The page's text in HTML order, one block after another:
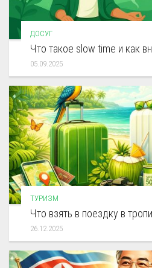
ДОСУГ
Что такое slow time и как
05.09.2025
ТУРИЗМ
Что взять в поездку в
26.12.2025